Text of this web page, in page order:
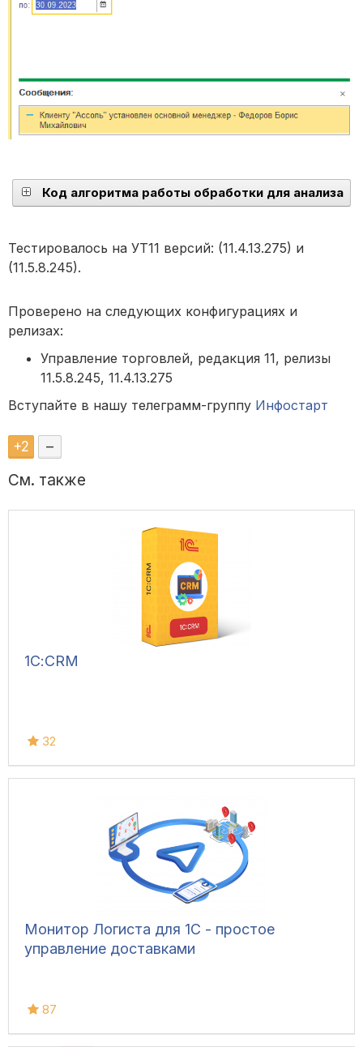
Код алгоритма работы обработки для анализа
Тестировалось на УТ11 версий: (11.4.13.275) и
(11.5.8.245).
Проверено на следующих конфигурациях и
релизах:
Управление торговлей, редакция 11, релизы
11.5.8.245, 11.4.13.275
Вступайте в нашу телеграмм-группу Инфостарт
+2 –
См. также
1С:CRM
32
Монитор Логиста для 1С - простое
управление доставками
87